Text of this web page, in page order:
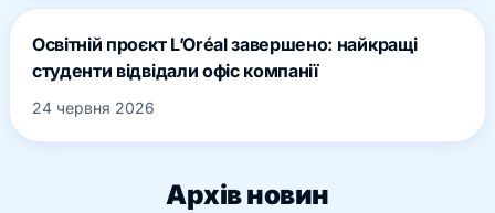
Освітній проєкт L’Oréal завершено: найкращі
студенти відвідали офіс компанії
24 червня 2026
Архів новин